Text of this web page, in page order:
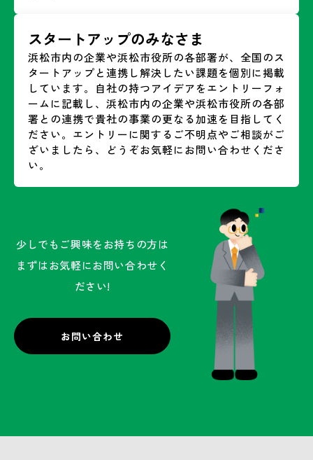
スタートアップのみなさま
浜松市内の企業や浜松市役所の各部署が、全国のス
タートアップと連携し解決したい課題を個別に掲載
しています。自社の持つアイデアをエントリーフォ
ームに記載し、浜松市内の企業や浜松市役所の各部
署との連携で貴社の事業の更なる加速を目指してく
ださい。エントリーに関するご不明点やご相談がご
ざいましたら、どうぞお気軽にお問い合わせくださ
い。
少しでもご興味をお持ちの方は
まずはお気軽にお問い合わせく
ださい!
お問い合わせ